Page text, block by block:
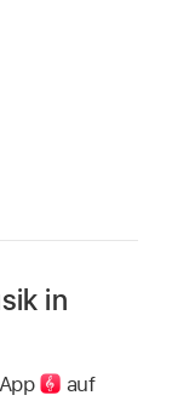
in
App
auf